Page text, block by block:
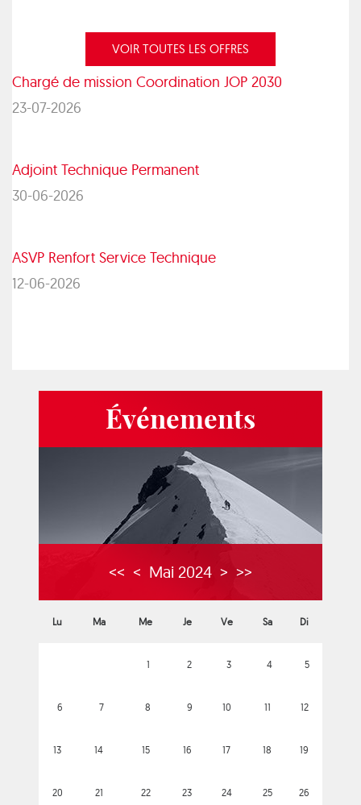
VOIR TOUTES LES OFFRES
Chargé de mission Coordination JOP 2030
23-07-2026
Adjoint Technique Permanent
30-06-2026
ASVP Renfort Service Technique
12-06-2026
Événements
<< < Mai 2024 > >>
Lu Ma Me Je Ve Sa Di
1 2 3 4 5
6 7 8 9 10 11 12
13 14 15 16 17 18 19
20 21 22 23 24 25 26